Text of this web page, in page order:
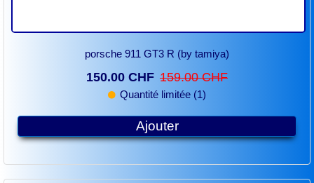
porsche 911 GT3 R (by tamiya)
150.00 CHF 159.00 CHF
Quantité limitée (1)
Ajouter